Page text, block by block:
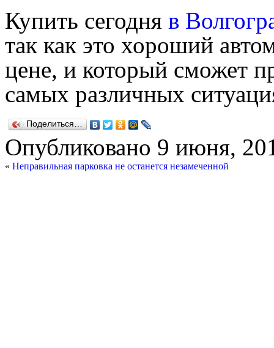
Купить сегодня в
так как это хороший
цене, и который сможет
самых различных
Поделиться…
Опубликовано 9 июня,
« Неправильная парковка не останется незамеченной